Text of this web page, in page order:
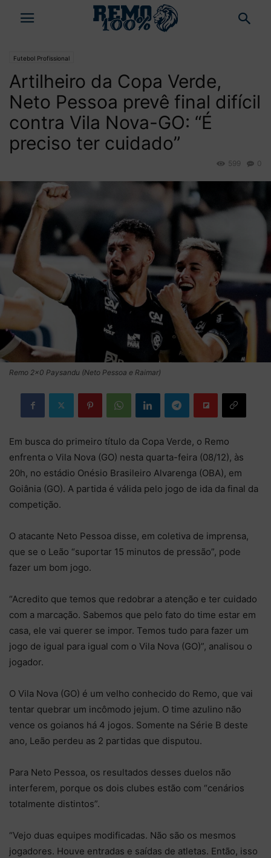
Futebol Profissional
Artilheiro da Copa Verde,
Neto Pessoa prevê final difícil
contra Vila Nova-GO: “É
preciso ter cuidado”
0
599
Remo 2×0 Paysandu (Neto Pessoa e Raimar)
Em busca do primeiro título da Copa Verde, o Remo
enfrenta o Vila Nova (GO) nesta quarta-feira (08/12), às
20h, no estádio Onésio Brasileiro Alvarenga (OBA), em
Goiânia (GO). A partida é válida pelo jogo de ida da final da
competição.
O atacante Neto Pessoa disse, em coletiva de imprensa,
que se o Leão “suportar 15 minutos de pressão”, pode
fazer um bom jogo.
“Acredito que temos que redobrar a atenção e ter cuidado
com a marcação. Sabemos que pelo fato do time estar em
casa, ele vai querer se impor. Temos tudo para fazer um
jogo de igual para igual com o Vila Nova (GO)”, analisou o
jogador.
O Vila Nova (GO) é um velho conhecido do Remo, que vai
tentar quebrar um incômodo jejum. O time azulino não
vence os goianos há 4 jogos. Somente na Série B deste
ano, Leão perdeu as 2 partidas que disputou.
Para Neto Pessoa, os resultados desses duelos não
interferem, porque os dois clubes estão com “cenários
totalmente distintos”.
“Vejo duas equipes modificadas. Não são os mesmos
jogadores. Houve entradas e saídas de atletas. Então, isso